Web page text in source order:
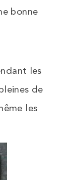
bonne
les
de
les